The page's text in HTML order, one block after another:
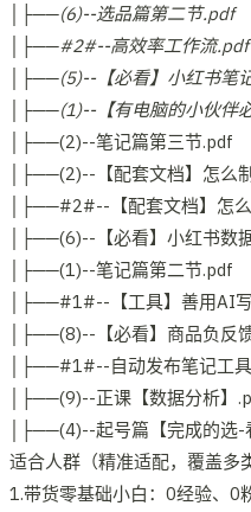
│├──(6)--选品篇第二节.pdf
│├──#2#--高效率工作流.pdf
│├──(5)--【必看】小红书笔
│├──(1)--【有电脑的小伙伴
│├──(2)--笔记篇第三节.pdf
│├──(2)--【配套文档】怎么
│├──#2#--【配套文档】怎
│├──(6)--【必看】小红书数
│├──(1)--笔记篇第二节.pdf
│├──#1#--【工具】善用AI
│├──(8)--【必看】商品负反
│├──#1#--自动发布笔记工
│├──(9)--正课【数据分析】
│├──(4)--起号篇【完成的选-
适合人群（精准适配，覆盖多
1.带货零基础小白：0经验、0